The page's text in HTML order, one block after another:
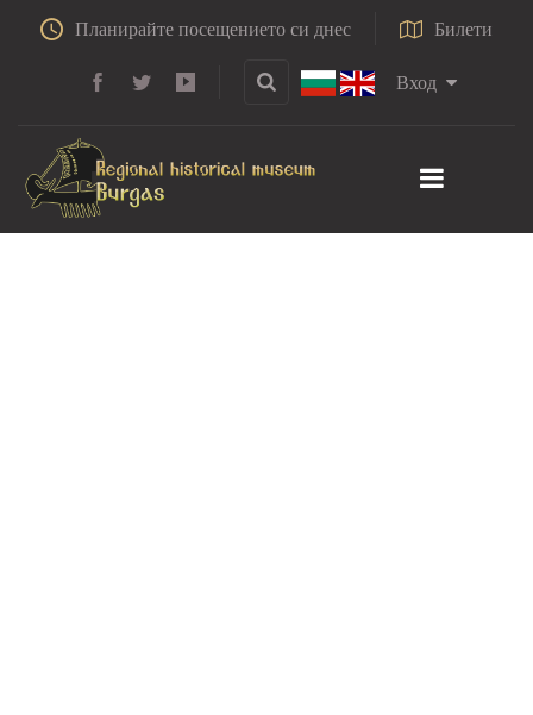
Планирайте посещението си днес Билети
Вход